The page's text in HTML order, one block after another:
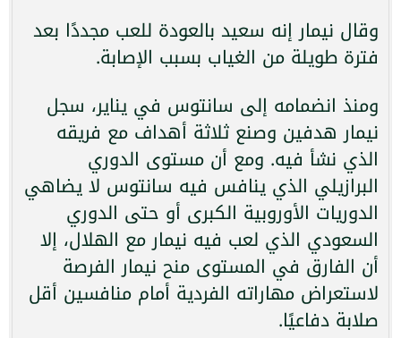
وقال نيمار إنه سعيد بالعودة للعب مجددًا بعد
فترة طويلة من الغياب بسبب الإصابة.
ومنذ انضمامه إلى سانتوس في يناير، سجل
نيمار هدفين وصنع ثلاثة أهداف مع فريقه
الذي نشأ فيه. ومع أن مستوى الدوري
البرازيلي الذي ينافس فيه سانتوس لا يضاهي
الدوريات الأوروبية الكبرى أو حتى الدوري
السعودي الذي لعب فيه نيمار مع الهلال، إلا
أن الفارق في المستوى منح نيمار الفرصة
لاستعراض مهاراته الفردية أمام منافسين أقل
صلابة دفاعيًا.